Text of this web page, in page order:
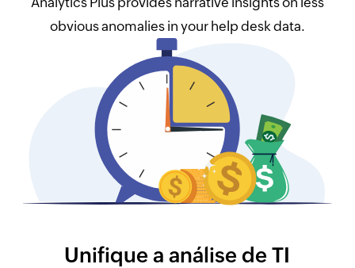
obvious anomalies in your help desk data.
Unifique a análise de TI